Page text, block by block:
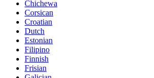
Chichewa
Corsican
Croatian
Dutch
Estonian
Filipino
Finnish
Frisian